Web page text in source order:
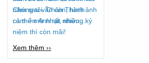
Chúng tôi. Chân Thành
cảm ơn Anh rất nhiều...
năm sau vẫn còn, hình ảnh
có thể mờ nhạt, nhưng kỷ
niệm thì còn mãi!
Xem thêm ››